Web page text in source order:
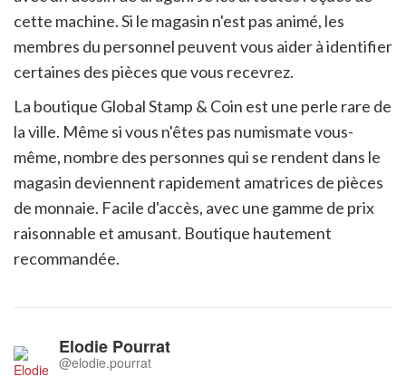
cette machine. Si le magasin n'est pas animé, les
membres du personnel peuvent vous aider à identifier
certaines des pièces que vous recevrez.
La boutique Global Stamp & Coin est une perle rare de
la ville. Même si vous n'êtes pas numismate vous-
même, nombre des personnes qui se rendent dans le
magasin deviennent rapidement amatrices de pièces
de monnaie. Facile d'accès, avec une gamme de prix
raisonnable et amusant. Boutique hautement
recommandée.
Elodie Pourrat
@elodie.pourrat